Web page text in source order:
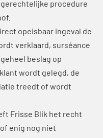
procedure
opeisbaar ingeval de
verklaard, surséance
beslag op
wordt gelegd, de
treedt of wordt
Frisse Blik het recht
enig nog niet